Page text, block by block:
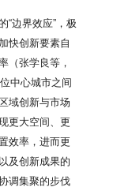
“边界效应”，极
快创新要素自
（张学良等，
中心城市之间
域创新与市场
更大空间、更
效率，进而更
及创新成果的
调集聚的步伐